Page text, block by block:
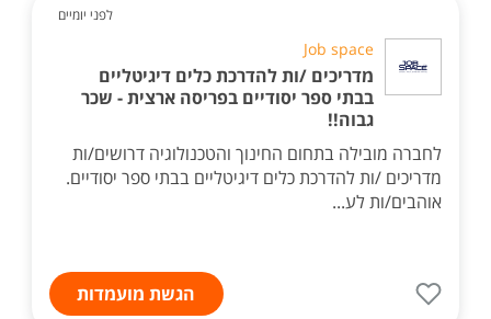
לפני יומיים
Job space
מדריכים /ות להדרכת כלים דיגיטליים
בבתי ספר יסודיים בפריסה ארצית - שכר
גבוה!!
לחברה מובילה בתחום החינוך והטכנולוגיה דרושים/ות
מדריכים /ות להדרכת כלים דיגיטליים בבתי ספר יסודיים.
אוהבים/ות לע...
הגשת מועמדות